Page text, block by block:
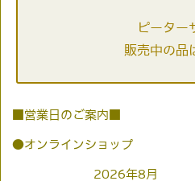
ピーター
販売中の品
■営業日のご案内■
●オンラインショップ
2026年8月